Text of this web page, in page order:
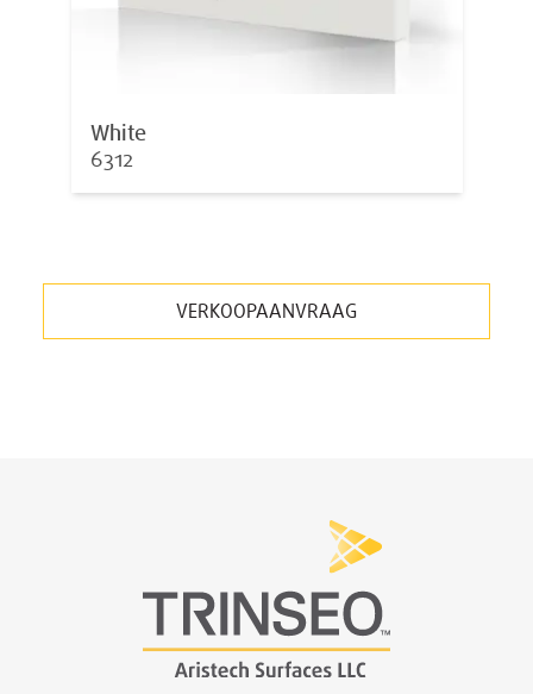
White
6312
VERKOOPAANVRAAG